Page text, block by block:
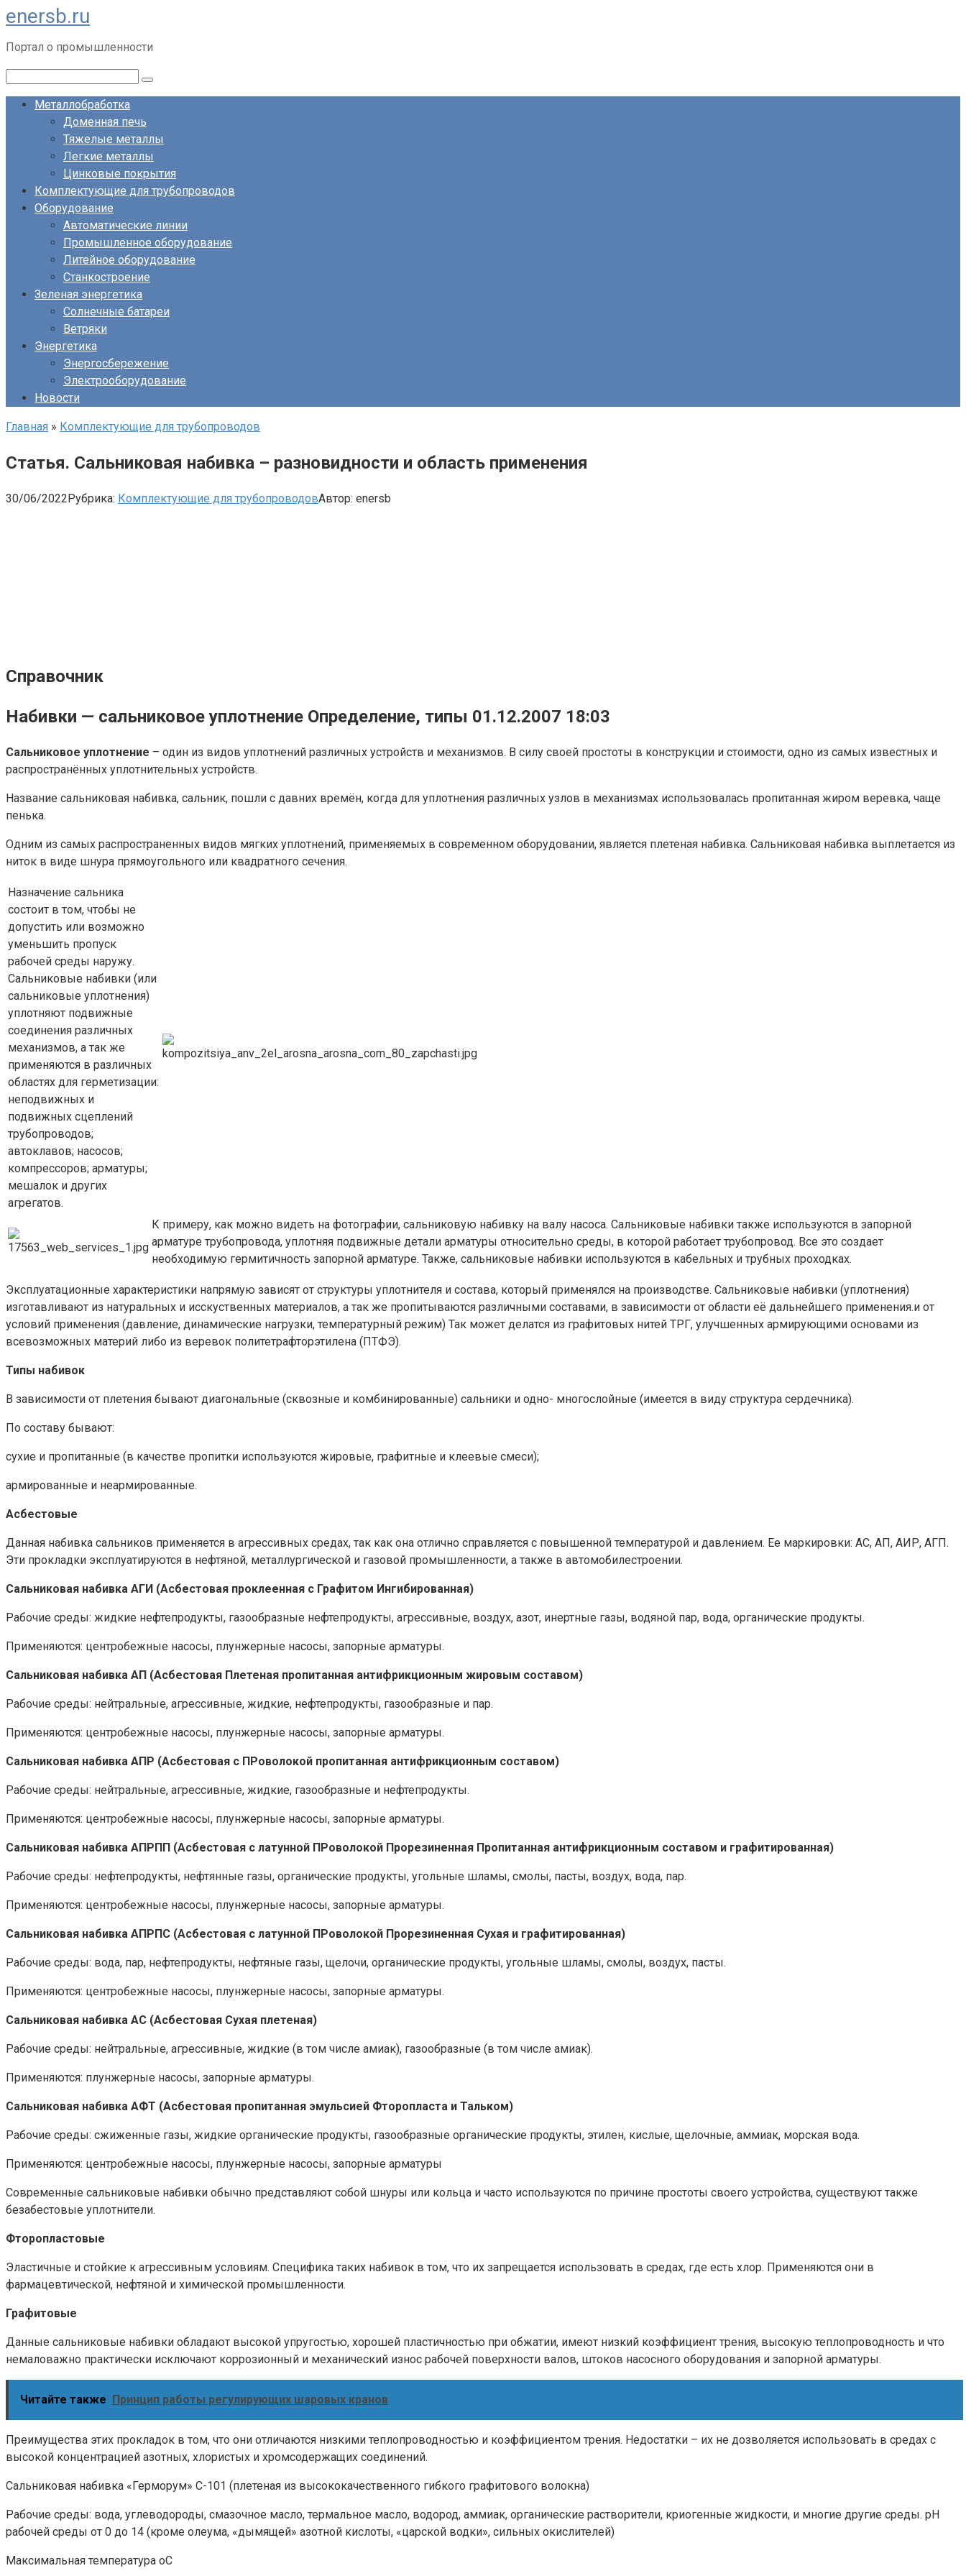
Перейти
к
контенту
enersb.ru
Портал о промышленности
Металлобработка
Доменная печь
Тяжелые металлы
Легкие металлы
Цинковые покрытия
Комплектующие для трубопроводов
Оборудование
Автоматические линии
Промышленное оборудование
Литейное оборудование
Станкостроение
Зеленая энергетика
Солнечные батареи
Ветряки
Энергетика
Энергосбережение
Электрооборудование
Новости
Главная » Комплектующие для трубопроводов
Статья. Сальниковая набивка – разновидности и область применения
30/06/2022Рубрика: Комплектующие для трубопроводовАвтор: enersb
Справочник
Набивки — сальниковое уплотнение Определение, типы 01.12.2007 18:03
Сальниковое уплотнение – один из видов уплотнений различных устройств и механизмов. В силу своей простоты в конструкции и стоимости, одно из самых известных и
распространённых уплотнительных устройств.
Название сальниковая набивка, сальник, пошли с давних времён, когда для уплотнения различных узлов в механизмах использовалась пропитанная жиром веревка, чаще
пенька.
Одним из самых распространенных видов мягких уплотнений, применяемых в современном оборудовании, является плетеная набивка. Сальниковая набивка выплетается из
ниток в виде шнура прямоугольного или квадратного сечения.
Назначение сальника
состоит в том, чтобы не
допустить или возможно
уменьшить пропуск
рабочей среды наружу.
Сальниковые набивки (или
сальниковые уплотнения)
уплотняют подвижные
соединения различных
механизмов, а так же
применяются в различных
областях для герметизации:
неподвижных и
подвижных сцеплений
трубопроводов;
автоклавов; насосов;
компрессоров; арматуры;
мешалок и других
агрегатов.
К примеру, как можно видеть на фотографии, сальниковую набивку на валу насоса. Сальниковые набивки также используются в запорной
арматуре трубопровода, уплотняя подвижные детали арматуры относительно среды, в которой работает трубопровод. Все это создает
необходимую гермитичность запорной арматуре. Также, сальниковые набивки используются в кабельных и трубных проходках.
Эксплуатационные характеристики напрямую зависят от структуры уплотнителя и состава, который применялся на производстве. Сальниковые набивки (уплотнения)
изготавливают из натуральных и исскуственных материалов, а так же пропитываются различными составами, в зависимости от области её дальнейшего применения.и от
условий применения (давление, динамические нагрузки, температурный режим) Так может делатся из графитовых нитей ТРГ, улучшенных армирующими основами из
всевозможных материй либо из веревок политетрафторэтилена (ПТФЭ).
Типы набивок
В зависимости от плетения бывают диагональные (сквозные и комбинированные) сальники и одно- многослойные (имеется в виду структура сердечника).
По составу бывают:
сухие и пропитанные (в качестве пропитки используются жировые, графитные и клеевые смеси);
армированные и неармированные.
Асбестовые
Данная набивка сальников применяется в агрессивных средах, так как она отлично справляется с повышенной температурой и давлением. Ее маркировки: АС, АП, АИР, АГП.
Эти прокладки эксплуатируются в нефтяной, металлургической и газовой промышленности, а также в автомобилестроении.
Сальниковая набивка АГИ (Асбестовая проклеенная с Графитом Ингибированная)
Рабочие среды: жидкие нефтепродукты, газообразные нефтепродукты, агрессивные, воздух, азот, инертные газы, водяной пар, вода, органические продукты.
Применяются: центробежные насосы, плунжерные насосы, запорные арматуры.
Сальниковая набивка АП (Асбестовая Плетеная пропитанная антифрикционным жировым составом)
Рабочие среды: нейтральные, агрессивные, жидкие, нефтепродукты, газообразные и пар.
Применяются: центробежные насосы, плунжерные насосы, запорные арматуры.
Сальниковая набивка АПР (Асбестовая с ПРоволокой пропитанная антифрикционным составом)
Рабочие среды: нейтральные, агрессивные, жидкие, газообразные и нефтепродукты.
Применяются: центробежные насосы, плунжерные насосы, запорные арматуры.
Сальниковая набивка АПРПП (Асбестовая с латунной ПРоволокой Прорезиненная Пропитанная антифрикционным составом и графитированная)
Рабочие среды: нефтепродукты, нефтянные газы, органические продукты, угольные шламы, смолы, пасты, воздух, вода, пар.
Применяются: центробежные насосы, плунжерные насосы, запорные арматуры.
Сальниковая набивка АПРПС (Асбестовая с латунной ПРоволокой Прорезиненная Сухая и графитированная)
Рабочие среды: вода, пар, нефтепродукты, нефтяные газы, щелочи, органические продукты, угольные шламы, смолы, воздух, пасты.
Применяются: центробежные насосы, плунжерные насосы, запорные арматуры.
Сальниковая набивка АС (Асбестовая Cухая плетеная)
Рабочие среды: нейтральные, агрессивные, жидкие (в том числе амиак), газообразные (в том числе амиак).
Применяются: плунжерные насосы, запорные арматуры.
Сальниковая набивка АФТ (Асбестовая пропитанная эмульсией Фторопласта и Тальком)
Рабочие среды: сжиженные газы, жидкие органические продукты, газообразные органические продукты, этилен, кислые, щелочные, аммиак, морская вода.
Применяются: центробежные насосы, плунжерные насосы, запорные арматуры
Современные сальниковые набивки обычно представляют собой шнуры или кольца и часто используются по причине простоты своего устройства, существуют также
безабестовые уплотнители.
Фторопластовые
Эластичные и стойкие к агрессивным условиям. Специфика таких набивок в том, что их запрещается использовать в средах, где есть хлор. Применяются они в
фармацевтической, нефтяной и химической промышленности.
Графитовые
Данные сальниковые набивки обладают высокой упругостью, хорошей пластичностью при обжатии, имеют низкий коэффициент трения, высокую теплопроводность и что
немаловажно практически исключают коррозионный и механический износ рабочей поверхности валов, штоков насосного оборудования и запорной арматуры.
Читайте также Принцип работы регулирующих шаровых кранов
Преимущества этих прокладок в том, что они отличаются низкими теплопроводностью и коэффициентом трения. Недостатки – их не дозволяется использовать в средах с
высокой концентрацией азотных, хлористых и хромсодержащих соединений.
Сальниковая набивка «Герморум» С-101 (плетеная из высококачественного гибкого графитового волокна)
Рабочие среды: вода, углеводороды, смазочное масло, термальное масло, водород, аммиак, органические растворители, криогенные жидкости, и многие другие среды. рН
рабочей среды от 0 до 14 (кроме олеума, «дымящей» азотной кислоты, «царской водки», сильных окислителей)
Максимальная температура оС